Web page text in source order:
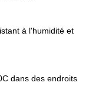
à l'humidité et
dans des endroits